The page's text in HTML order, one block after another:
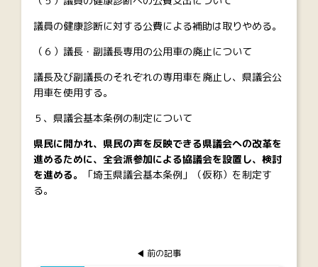
議員の健康診断に対する公費による補助は取りやめる。
（６）議長・副議長専用の公用車の廃止について
議長及び副議長のそれぞれの専用車を廃止し、県議会公
用車を使用する。
５、県議会基本条例の制定について
県民に開かれ、県民の声を反映できる県議会への改革を
進めるために、全会派参加による協議会を設置し、検討
を進める。
「埼玉県議会基本条例」（仮称）を制定す
る。
前の記事